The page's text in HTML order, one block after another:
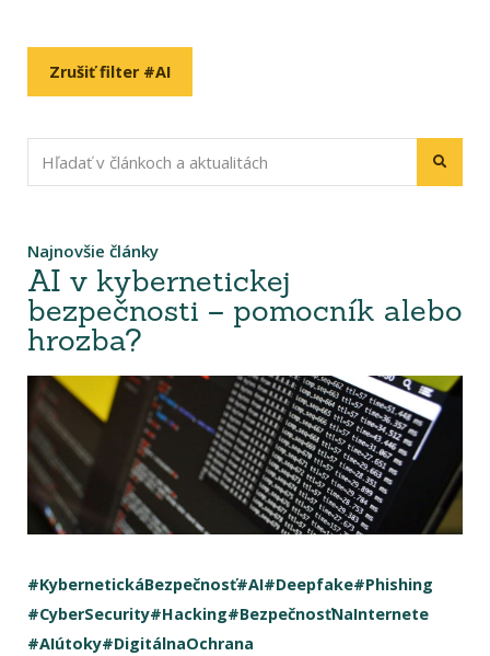
Zrušiť filter #AI
Najnovšie články
AI v kybernetickej
bezpečnosti – pomocník alebo
hrozba?
#KybernetickáBezpečnosť#AI#Deepfake#Phishing
#CyberSecurity#Hacking#BezpečnosťNaInternete
#AIútoky#DigitálnaOchrana